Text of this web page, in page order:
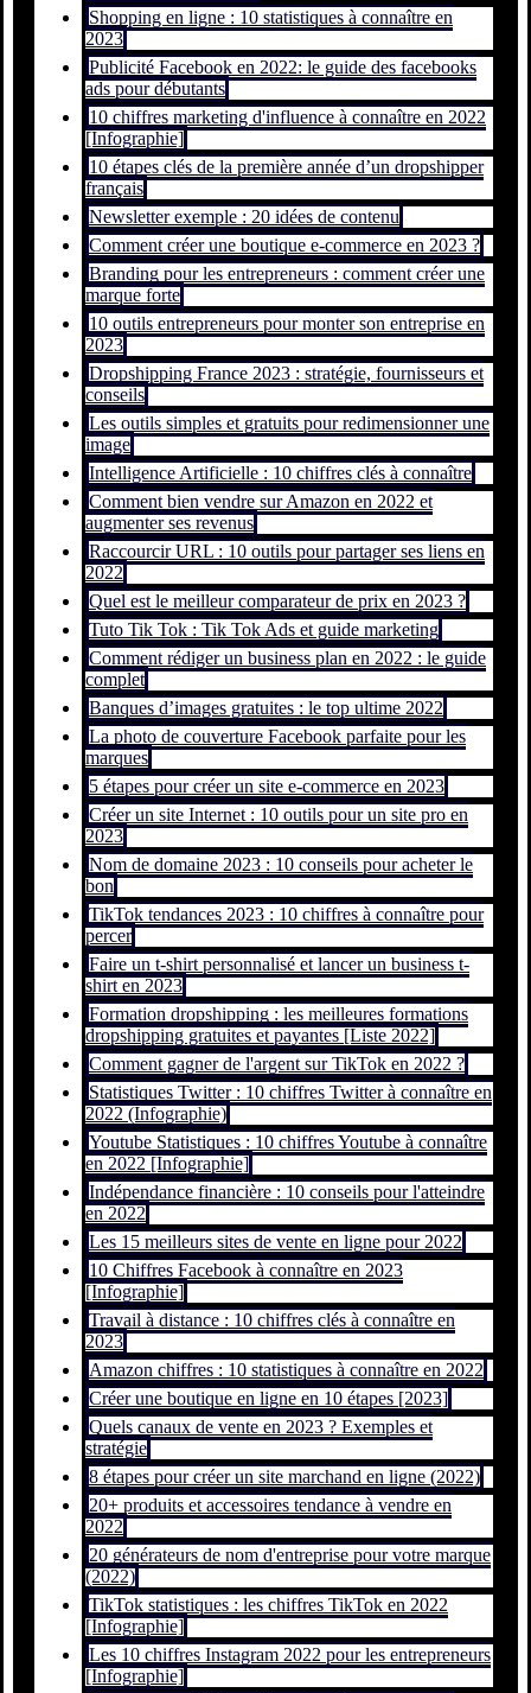
Shopping en ligne : 10 statistiques à connaître en
2023
Publicité Facebook en 2022: le guide des facebooks
ads pour débutants
10 chiffres marketing d'influence à connaître en 2022
[Infographie]
10 étapes clés de la première année d’un dropshipper
français
Newsletter exemple : 20 idées de contenu
Comment créer une boutique e-commerce en 2023 ?
Branding pour les entrepreneurs : comment créer une
marque forte
10 outils entrepreneurs pour monter son entreprise en
2023
Dropshipping France 2023 : stratégie, fournisseurs et
conseils
Les outils simples et gratuits pour redimensionner une
image
Intelligence Artificielle : 10 chiffres clés à connaître
Comment bien vendre sur Amazon en 2022 et
augmenter ses revenus
Raccourcir URL : 10 outils pour partager ses liens en
2022
Quel est le meilleur comparateur de prix en 2023 ?
Tuto Tik Tok : Tik Tok Ads et guide marketing
Comment rédiger un business plan en 2022 : le guide
complet
Banques d’images gratuites : le top ultime 2022
La photo de couverture Facebook parfaite pour les
marques
5 étapes pour créer un site e-commerce en 2023
Créer un site Internet : 10 outils pour un site pro en
2023
Nom de domaine 2023 : 10 conseils pour acheter le
bon
TikTok tendances 2023 : 10 chiffres à connaître pour
percer
Faire un t-shirt personnalisé et lancer un business t-
shirt en 2023
Formation dropshipping : les meilleures formations
dropshipping gratuites et payantes [Liste 2022]
Comment gagner de l'argent sur TikTok en 2022 ?
Statistiques Twitter : 10 chiffres Twitter à connaître en
2022 (Infographie)
Youtube Statistiques : 10 chiffres Youtube à connaître
en 2022 [Infographie]
Indépendance financière : 10 conseils pour l'atteindre
en 2022
Les 15 meilleurs sites de vente en ligne pour 2022
10 Chiffres Facebook à connaître en 2023
[Infographie]
Travail à distance : 10 chiffres clés à connaître en
2023
Amazon chiffres : 10 statistiques à connaître en 2022
Créer une boutique en ligne en 10 étapes [2023]
Quels canaux de vente en 2023 ? Exemples et
stratégie
8 étapes pour créer un site marchand en ligne (2022)
20+ produits et accessoires tendance à vendre en
2022
20 générateurs de nom d'entreprise pour votre marque
(2022)
TikTok statistiques : les chiffres TikTok en 2022
[Infographie]
Les 10 chiffres Instagram 2022 pour les entrepreneurs
[Infographie]